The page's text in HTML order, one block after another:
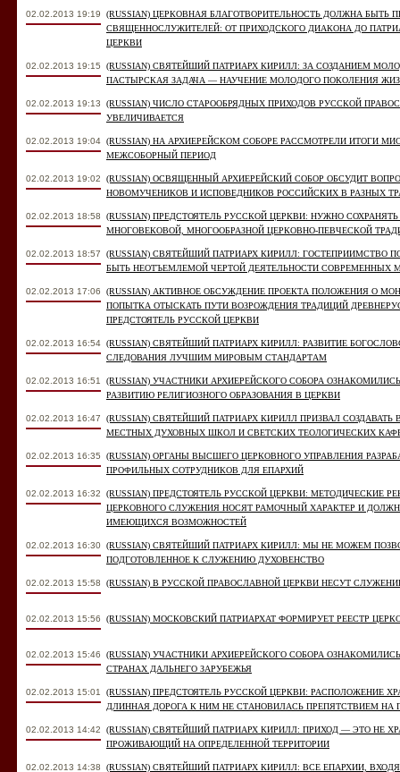
02.02.2013 19:19
(RUSSIAN) ЦЕРКОВНАЯ БЛАГОТВОРИТЕЛЬНОСТЬ ДОЛЖНА
СВЯЩЕННОСЛУЖИТЕЛЕЙ: ОТ ПРИХОДСКОГО ДИАКОНА ДО
ЦЕРКВИ
02.02.2013 19:15
(RUSSIAN) СВЯТЕЙШИЙ ПАТРИАРХ КИРИЛЛ: ЗА СОЗДАНИЕМ
ПАСТЫРСКАЯ ЗАДАЧА — НАУЧЕНИЕ МОЛОДОГО ПОКОЛЕНИЯ
02.02.2013 19:13
(RUSSIAN) ЧИСЛО СТАРООБРЯДНЫХ ПРИХОДОВ РУССКОЙ
УВЕЛИЧИВАЕТСЯ
02.02.2013 19:04 (RUSSIAN) НА АРХИЕРЕЙСКОМ СОБОРЕ РАССМОТРЕЛИ ИТОГИ
МЕЖСОБОРНЫЙ ПЕРИОД
02.02.2013 19:02
(RUSSIAN) ОСВЯЩЕННЫЙ АРХИЕРЕЙСКИЙ СОБОР ОБСУДИТ
НОВОМУЧЕНИКОВ И ИСПОВЕДНИКОВ РОССИЙСКИХ В РАЗНЫХ
02.02.2013 18:58
(RUSSIAN) ПРЕДСТОЯТЕЛЬ РУССКОЙ ЦЕРКВИ: НУЖНО
МНОГОВЕКОВОЙ, МНОГООБРАЗНОЙ ЦЕРКОВНО-ПЕВЧЕСКОЙ
02.02.2013 18:57
(RUSSIAN) СВЯТЕЙШИЙ ПАТРИАРХ КИРИЛЛ:
БЫТЬ НЕОТЪЕМЛЕМОЙ ЧЕРТОЙ ДЕЯТЕЛЬНОСТИ СОВРЕМЕННЫХ
02.02.2013 17:06
(RUSSIAN) АКТИВНОЕ ОБСУЖДЕНИЕ ПРОЕКТА ПОЛОЖЕНИЯ О
ПОПЫТКА ОТЫСКАТЬ ПУТИ ВОЗРОЖДЕНИЯ ТРАДИЦИЙ
ПРЕДСТОЯТЕЛЬ РУССКОЙ ЦЕРКВИ
02.02.2013 16:54 (RUSSIAN) СВЯТЕЙШИЙ ПАТРИАРХ КИРИЛЛ: РАЗВИТИЕ
СЛЕДОВАНИЯ ЛУЧШИМ МИРОВЫМ СТАНДАРТАМ
02.02.2013 16:51
(RUSSIAN) УЧАСТНИКИ АРХИЕРЕЙСКОГО СОБОРА
РАЗВИТИЮ РЕЛИГИОЗНОГО ОБРАЗОВАНИЯ В ЦЕРКВИ
02.02.2013 16:47
(RUSSIAN) СВЯТЕЙШИЙ ПАТРИАРХ КИРИЛЛ ПРИЗВАЛ
МЕСТНЫХ ДУХОВНЫХ ШКОЛ И СВЕТСКИХ ТЕОЛОГИЧЕСКИХ
02.02.2013 16:35
(RUSSIAN) ОРГАНЫ ВЫСШЕГО ЦЕРКОВНОГО УПРАВЛЕНИЯ
ПРОФИЛЬНЫХ СОТРУДНИКОВ ДЛЯ ЕПАРХИЙ
02.02.2013 16:32
(RUSSIAN) ПРЕДСТОЯТЕЛЬ РУССКОЙ ЦЕРКВИ: МЕТОДИЧЕСКИЕ
ЦЕРКОВНОГО СЛУЖЕНИЯ НОСЯТ РАМОЧНЫЙ ХАРАКТЕР И
ИМЕЮЩИХСЯ ВОЗМОЖНОСТЕЙ
02.02.2013 16:30 (RUSSIAN) СВЯТЕЙШИЙ ПАТРИАРХ КИРИЛЛ: МЫ НЕ МОЖЕМ
ПОДГОТОВЛЕННОЕ К СЛУЖЕНИЮ ДУХОВЕНСТВО
02.02.2013 15:58 (RUSSIAN) В РУССКОЙ ПРАВОСЛАВНОЙ ЦЕРКВИ НЕСУТ
02.02.2013 15:56 (RUSSIAN) МОСКОВСКИЙ ПАТРИАРХАТ ФОРМИРУЕТ РЕЕСТР
02.02.2013 15:46
(RUSSIAN) УЧАСТНИКИ АРХИЕРЕЙСКОГО СОБОРА
СТРАНАХ ДАЛЬНЕГО ЗАРУБЕЖЬЯ
02.02.2013 15:01
(RUSSIAN) ПРЕДСТОЯТЕЛЬ РУССКОЙ ЦЕРКВИ: РАСПОЛОЖЕНИЕ
ДЛИННАЯ ДОРОГА К НИМ НЕ СТАНОВИЛАСЬ ПРЕПЯТСТВИЕМ НА
02.02.2013 14:42
(RUSSIAN) СВЯТЕЙШИЙ ПАТРИАРХ КИРИЛЛ: ПРИХОД — ЭТО НЕ
ПРОЖИВАЮЩИЙ НА ОПРЕДЕЛЕННОЙ ТЕРРИТОРИИ
02.02.2013 14:38 (RUSSIAN) СВЯТЕЙШИЙ ПАТРИАРХ КИРИЛЛ: ВСЕ ЕПАРХИИ,